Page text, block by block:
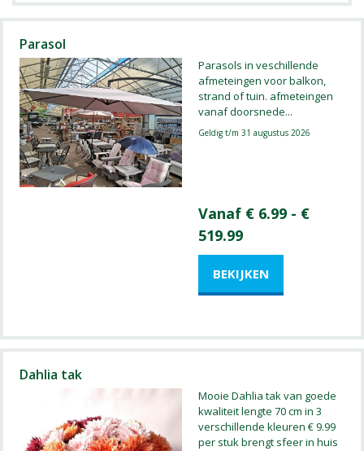
Parasol
Parasols in veschillende
afmeteingen voor balkon,
strand of tuin. afmeteingen
vanaf doorsnede...
Geldig t/m 31 augustus 2026
Vanaf € 6.99 - €
519.99
Dahlia tak
Mooie Dahlia tak van goede
kwaliteit lengte 70 cm in 3
verschillende kleuren € 9.99
per stuk brengt sfeer in huis